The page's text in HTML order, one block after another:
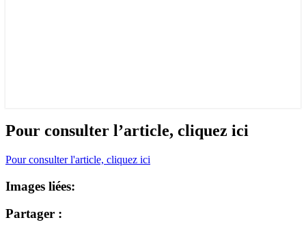
Pour
consulter
cliquez
Pour consulter l’article, cliquez ici
Pour consulter l'article, cliquez ici
Images liées:
Partager :